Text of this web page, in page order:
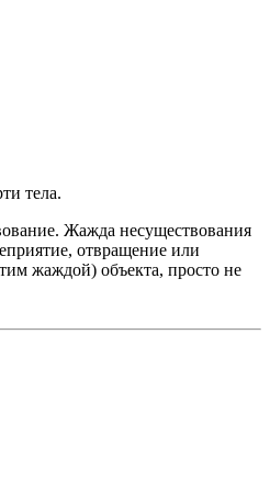
тела.
Жажда несуществования
отвращение или
жаждой) объекта, просто не